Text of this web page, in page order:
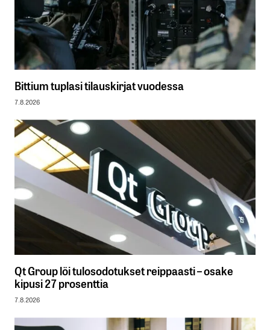
Bittium tuplasi tilauskirjat vuodessa
7.8.2026
Qt Group löi tulosodotukset reippaasti – osake
kipusi 27 prosenttia
7.8.2026